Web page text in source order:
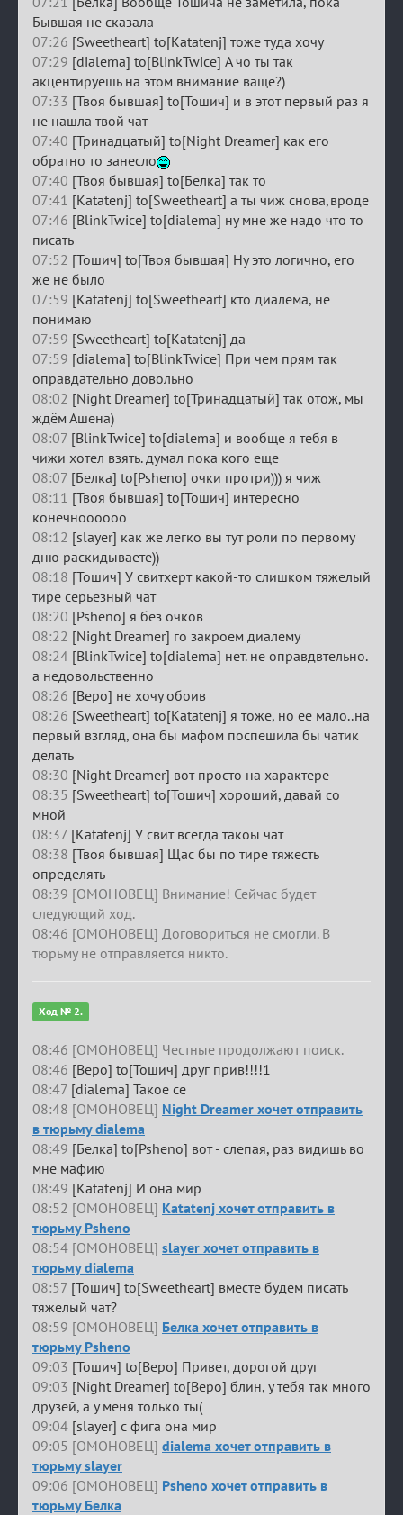
Бывшая не сказала
07:26 [Sweetheart] to[Katatenj] тоже туда хочу
07:29 [dialema] to[BlinkTwice] А чо ты так
акцентируешь на этом внимание ваще?)
07:33 [Твоя бывшая] to[Тошич] и в этот первый раз я
не нашла твой чат
07:40 [Тринадцатый] to[Night Dreamer] как его
обратно то занесло
07:40 [Твоя бывшая] to[Белка] так то
07:41 [Katatenj] to[Sweetheart] а ты чиж снова,вроде
07:46 [BlinkTwice] to[dialema] ну мне же надо что то
писать
07:52 [Тошич] to[Твоя бывшая] Ну это логично, его
же не было
07:59 [Katatenj] to[Sweetheart] кто диалема, не
понимаю
07:59 [Sweetheart] to[Katatenj] да
07:59 [dialema] to[BlinkTwice] При чем прям так
оправдательно довольно
08:02 [Night Dreamer] to[Тринадцатый] так отож, мы
ждём Ашена)
08:07 [BlinkTwice] to[dialema] и вообще я тебя в
чижи хотел взять. думал пока кого еще
08:07 [Белка] to[Psheno] очки протри))) я чиж
08:11 [Твоя бывшая] to[Тошич] интересно
конечноооооо
08:12 [slayer] как же легко вы тут роли по первому
дню раскидываете))
08:18 [Тошич] У свитхерт какой-то слишком тяжелый
тире серьезный чат
08:20 [Psheno] я без очков
08:22 [Night Dreamer] го закроем диалему
08:24 [BlinkTwice] to[dialema] нет. не оправдвтельно.
а недовольственно
08:26 [Веро] не хочу обоив
08:26 [Sweetheart] to[Katatenj] я тоже, но ее мало..на
первый взгляд, она бы мафом поспешила бы чатик
делать
08:30 [Night Dreamer] вот просто на характере
08:35 [Sweetheart] to[Тошич] хороший, давай со
мной
08:37 [Katatenj] У свит всегда такоы чат
08:38 [Твоя бывшая] Щас бы по тире тяжесть
определять
08:39 [ОМОНОВЕЦ] Внимание! Сейчас будет
следующий ход.
08:46 [ОМОНОВЕЦ] Договориться не смогли. В
тюрьму не отправляется никто.
Ход № 2.
08:46 [ОМОНОВЕЦ] Честные продолжают поиск.
08:46 [Веро] to[Тошич] друг прив!!!!1
08:47 [dialema] Такое се
08:48 [ОМОНОВЕЦ] Night Dreamer хочет отправить
в тюрьму dialema
08:49 [Белка] to[Psheno] вот - слепая, раз видишь во
мне мафию
08:49 [Katatenj] И она мир
08:52 [ОМОНОВЕЦ] Katatenj хочет отправить в
тюрьму Psheno
08:54 [ОМОНОВЕЦ] slayer хочет отправить в
тюрьму dialema
08:57 [Тошич] to[Sweetheart] вместе будем писать
тяжелый чат?
08:59 [ОМОНОВЕЦ] Белка хочет отправить в
тюрьму Psheno
09:03 [Тошич] to[Веро] Привет, дорогой друг
09:03 [Night Dreamer] to[Веро] блин, у тебя так много
друзей, а у меня только ты(
09:04 [slayer] с фига она мир
09:05 [ОМОНОВЕЦ] dialema хочет отправить в
тюрьму slayer
09:06 [ОМОНОВЕЦ] Psheno хочет отправить в
тюрьму Белка